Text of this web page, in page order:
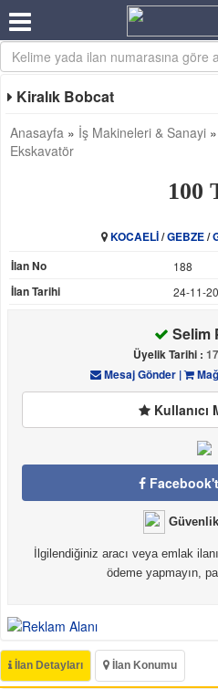
Kiralık Bobcat
Anasayfa » İş Makineleri & Sanayi »
Ekskavatör
100
KOCAELİ/GEBZE/
İlan No
188
İlan Tarihi 24-11-
Selim
Üyelik Tarihi :
Mesaj Gönder|
Kullanıcı
İlgilendiğiniz aracı veya emlak
ödeme yapmayın,
İlan Detayları İlan Konumu